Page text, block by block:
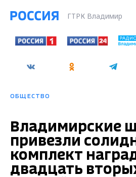
ГТРК Владимир
ОБЩЕСТВО
Владимирские
привезли
комплект
двадцать